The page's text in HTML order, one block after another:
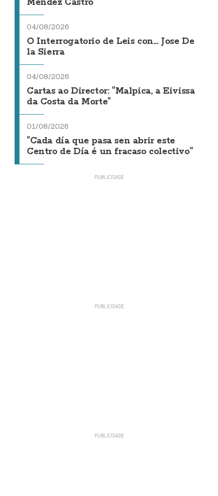
Méndez Castro
04/08/2026
O Interrogatorio de Leis con... Jose De
la Sierra
04/08/2026
Cartas ao Director: "Malpica, a Eivissa
da Costa da Morte"
01/08/2026
"Cada día que pasa sen abrir este
Centro de Día é un fracaso colectivo"